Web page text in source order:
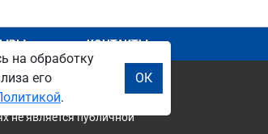
КОНТАКТЫ
не является публичной
на обработку
его
.
ОК